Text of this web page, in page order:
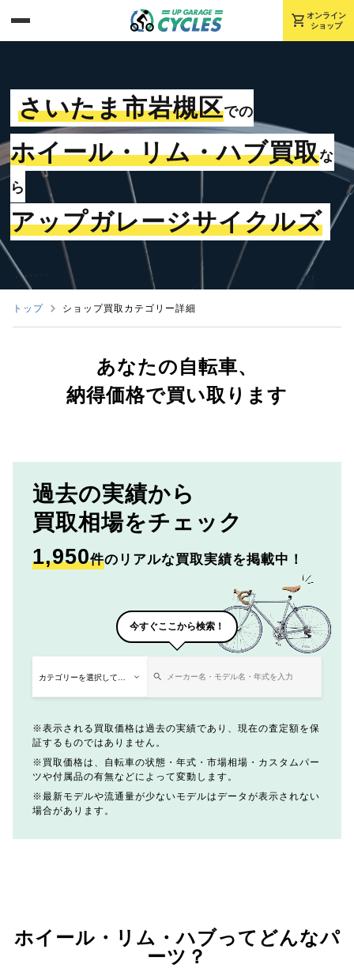
shopping_cart オンライン
ショップ
さいたま市岩槻区での
ホイール・リム・ハブ買取な
ら
アップガレージサイクルズ
トップ ショップ買取カテゴリー詳細
あなたの自転車、
納得価格で買い取ります
過去の実績から
買取相場をチェック
1,950件のリアルな買取実績を掲載中！
今すぐここから検索！
表示される買取価格は過去の実績であり、現在の査定額を保
証するものではありません。
買取価格は、自転車の状態・年式・市場相場・カスタムパー
ツや付属品の有無などによって変動します。
最新モデルや流通量が少ないモデルはデータが表示されない
場合があります。
ホイール・リム・ハブってどんなパ
ーツ？